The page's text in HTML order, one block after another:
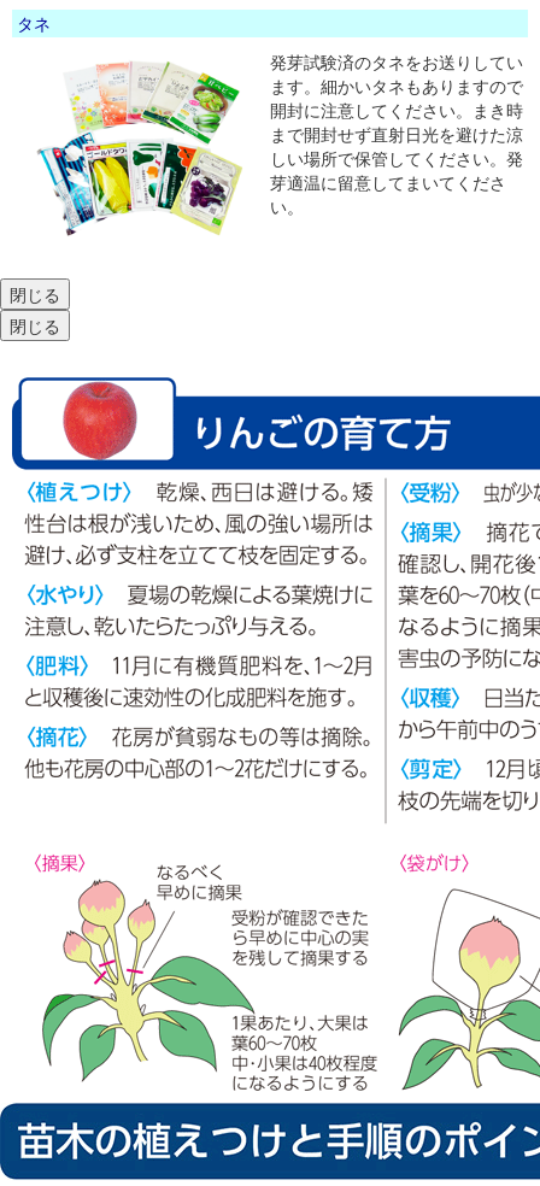
タネ
発芽試験済のタネをお送りしてい
ます。細かいタネもありますので
開封に注意してください。まき時
まで開封せず直射日光を避けた涼
しい場所で保管してください。発
芽適温に留意してまいてくださ
い。
閉じる
閉じる